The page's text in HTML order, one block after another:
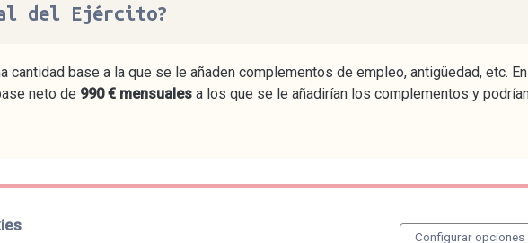
del Ejército?
base a la que se le añaden complementos de empleo, antigüedad, etc.
neto de 990 € mensuales a los que se le añadirían los complementos y
Configurar opciones